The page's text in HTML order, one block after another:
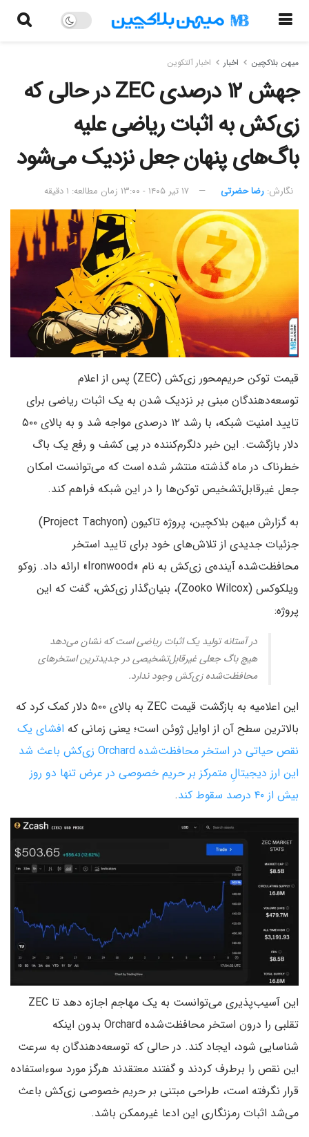
میهن بلاکچین اخبار اخبار آلتکوین
جهش ۱۲ درصدی ZEC در حالی که
زی‌کش به اثبات ریاضی علیه
باگ‌های پنهان جعل نزدیک می‌شود
نگارش:‌ رضا حضرتی ۱۷ تیر ۱۴۰۵ - ۱۳:۰۰ زمان مطالعه: ۱ دقیقه
قیمت توکن حریم‌محور زی‌کش (ZEC) پس از اعلام
توسعه‌دهندگان مبنی بر نزدیک شدن به یک اثبات ریاضی برای
تایید امنیت شبکه، با رشد ۱۲ درصدی مواجه شد و به بالای ۵۰۰
دلار بازگشت. این خبر دلگرم‌کننده در پی کشف و رفع یک باگ
خطرناک در ماه گذشته منتشر شده است که می‌توانست امکان
جعل غیرقابل‌تشخیص توکن‌ها را در این شبکه فراهم کند.
به گزارش میهن بلاکچین، پروژه تاکیون (Project Tachyon)
جزئیات جدیدی از تلاش‌های خود برای تایید استخر
محافظت‌شده آینده‌ی زی‌کش به نام «Ironwood» ارائه داد. زوکو
ویلکوکس (Zooko Wilcox)، بنیان‌گذار زی‌کش، گفت که این
پروژه:
در آستانه تولید یک اثبات ریاضی است که نشان می‌دهد
هیچ باگ جعلی غیرقابل‌تشخیصی در جدیدترین استخرهای
محافظت‌شده زی‌کش وجود ندارد.
این اعلامیه به بازگشت قیمت ZEC به بالای ۵۰۰ دلار کمک کرد که
بالاترین سطح آن از اوایل ژوئن است؛ یعنی زمانی که افشای یک
نقص حیاتی در استخر محافظت‌شده Orchard زی‌کش باعث شد
این ارز دیجیتالِ متمرکز بر حریم خصوصی در عرض تنها دو روز
بیش از ۴۰ درصد سقوط کند
.
این آسیب‌پذیری می‌توانست به یک مهاجم اجازه دهد تا ZEC
تقلبی را درون استخر محافظت‌شده Orchard بدون اینکه
شناسایی شود، ایجاد کند. در حالی که توسعه‌دهندگان به سرعت
این نقص را برطرف کردند و گفتند معتقدند هرگز مورد سوءاستفاده
قرار نگرفته است، طراحی مبتنی بر حریم خصوصی زی‌کش باعث
می‌شد اثبات رمزنگاری این ادعا غیرممکن باشد.